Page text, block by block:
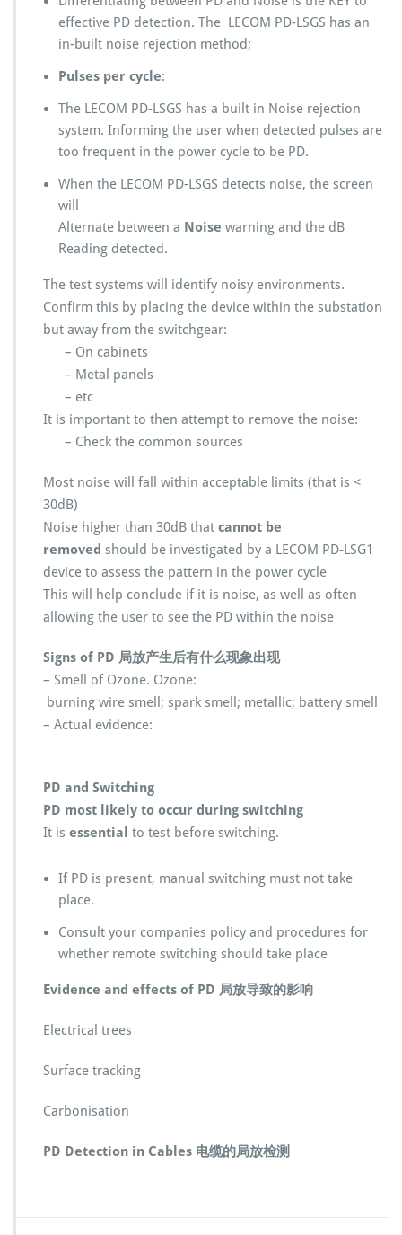
effective PD detection. The LECOM PD-LSGS has an
in-built noise rejection method;
Pulses per cycle:
The LECOM PD-LSGS has a built in Noise rejection
system. Informing the user when detected pulses are
too frequent in the power cycle to be PD.
When the LECOM PD-LSGS detects noise, the screen
will
Alternate between a Noise warning and the dB
Reading detected.
The test systems will identify noisy environments.
Confirm this by placing the device within the substation
but away from the switchgear:
– On cabinets
– Metal panels
– etc
It is important to then attempt to remove the noise:
– Check the common sources
Most noise will fall within acceptable limits (that is <
30dB)
Noise higher than 30dB that cannot be
removed should be investigated by a LECOM PD-LSG1
device to assess the pattern in the power cycle
This will help conclude if it is noise, as well as often
allowing the user to see the PD within the noise
Signs of PD 局放产生后有什么现象出现
– Smell of Ozone. Ozone:
burning wire smell; spark smell; metallic; battery smell
– Actual evidence:
PD and Switching
PD most likely to occur during switching
It is essential to test before switching.
If PD is present, manual switching must not take
place.
Consult your companies policy and procedures for
whether remote switching should take place
Evidence and effects of PD 局放导致的影响
Electrical trees
Surface tracking
Carbonisation
PD Detection in Cables 电缆的局放检测